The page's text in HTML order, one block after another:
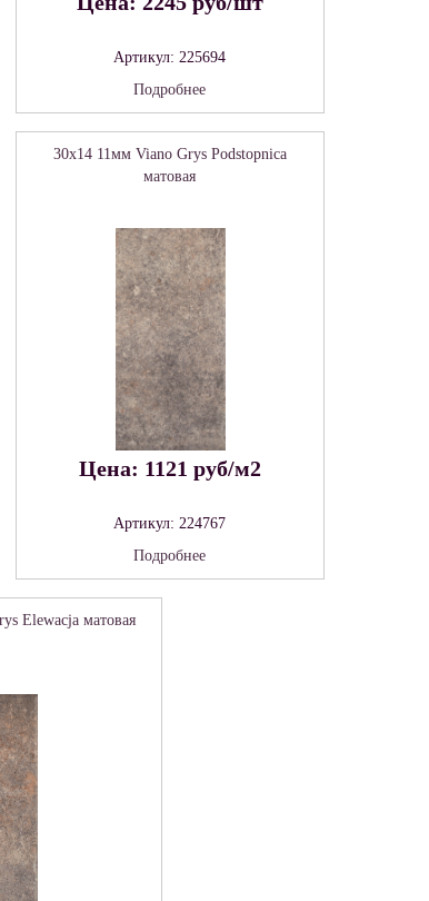
Артикул: 225694
Подробнее
30x14 11мм Viano Grys Podstopnica
матовая
Цена: 1121 руб/м2
Артикул: 224767
Подробнее
Elewacja матовая